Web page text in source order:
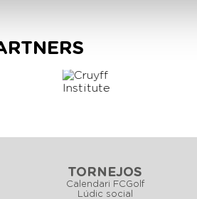
TORNEJOS
Calendari FCGolf
Lúdic social